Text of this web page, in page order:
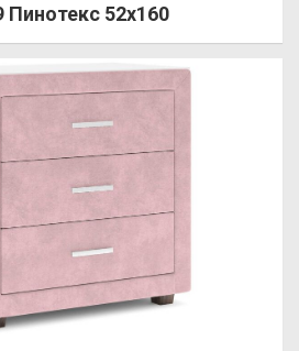
Пинотекс 52х160